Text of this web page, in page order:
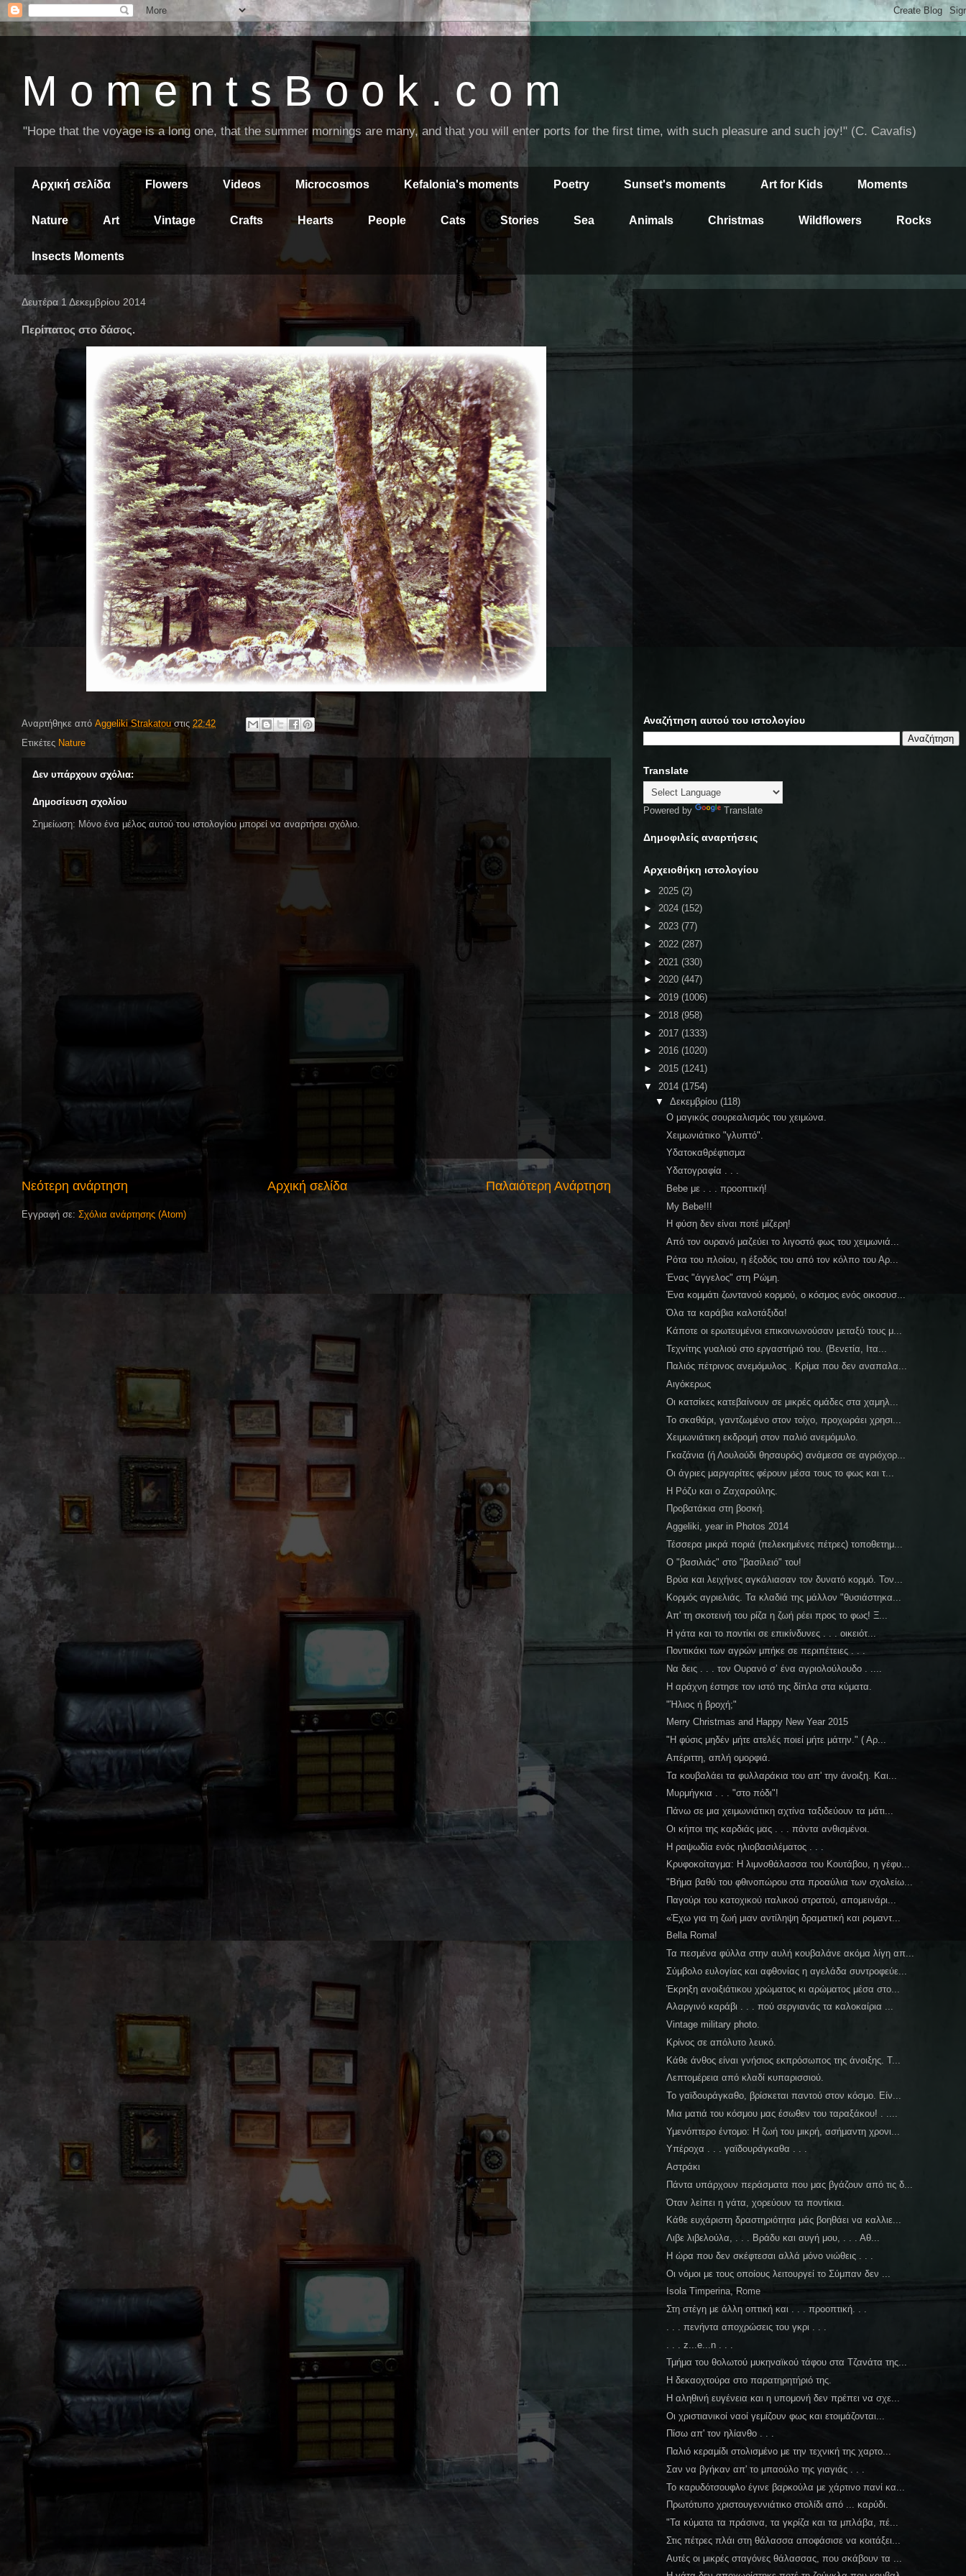
M o m e n t s B o o k . c o m
"Hope that the voyage is a long one, that the summer mornings are many, and that you will enter ports for the first time, with such pleasure and such joy!" (C. Cavafis)
Αρχική σελίδα Flowers Videos Microcosmos Kefalonia's moments Poetry Sunset's moments Art for Kids Moments
Nature Art Vintage Crafts Hearts People Cats Stories Sea Animals Christmas Wildflowers Rocks
Insects Moments
Δευτέρα 1 Δεκεμβρίου 2014
Περίπατος στο δάσος.
Αναρτήθηκε από Aggeliki Strakatou στις 22:42
Ετικέτες Nature
Δεν υπάρχουν σχόλια:
Δημοσίευση σχολίου
Σημείωση: Μόνο ένα μέλος αυτού του ιστολογίου μπορεί να αναρτήσει σχόλιο.
Νεότερη ανάρτηση Παλαιότερη Ανάρτηση
Αρχική σελίδα
Εγγραφή σε: Σχόλια ανάρτησης (Atom)
Αναζήτηση αυτού του ιστολογίου
Translate
Powered by Translate
Δημοφιλείς αναρτήσεις
Αρχειοθήκη ιστολογίου
► 2025 (2)
► 2024 (152)
► 2023 (77)
► 2022 (287)
► 2021 (330)
► 2020 (447)
► 2019 (1006)
► 2018 (958)
► 2017 (1333)
► 2016 (1020)
► 2015 (1241)
▼ 2014 (1754)
▼ Δεκεμβρίου (118)
Ο μαγικός σουρεαλισμός του χειμώνα.
Χειμωνιάτικο "γλυπτό".
Υδατοκαθρέφτισμα
Υδατογραφία . . .
Bebe με . . . προοπτική!
My Bebe!!!
Η φύση δεν είναι ποτέ μίζερη!
Από τον ουρανό μαζεύει το λιγοστό φως του χειμωνιά...
Ρότα του πλοίου, η έξοδός του από τον κόλπο του Αρ...
Ένας "άγγελος" στη Ρώμη.
Ένα κομμάτι ζωντανού κορμού, ο κόσμος ενός οικοσυσ...
Όλα τα καράβια καλοτάξιδα!
Κάποτε οι ερωτευμένοι επικοινωνούσαν μεταξύ τους μ...
Τεχνίτης γυαλιού στο εργαστήριό του. (Βενετία, Ιτα...
Παλιός πέτρινος ανεμόμυλος . Κρίμα που δεν αναπαλα...
Αιγόκερως
Οι κατσίκες κατεβαίνουν σε μικρές ομάδες στα χαμηλ...
Το σκαθάρι, γαντζωμένο στον τοίχο, προχωράει χρησι...
Χειμωνιάτικη εκδρομή στον παλιό ανεμόμυλο.
Γκαζάνια (ή Λουλούδι θησαυρός) ανάμεσα σε αγριόχορ...
Οι άγριες μαργαρίτες φέρουν μέσα τους το φως και τ...
Η Ρόζυ και ο Ζαχαρούλης.
Προβατάκια στη βοσκή.
Aggeliki, year in Photos 2014
Τέσσερα μικρά ποριά (πελεκημένες πέτρες) τοποθετημ...
Ο "βασιλιάς" στο "βασίλειό" του!
Βρύα και λειχήνες αγκάλιασαν τον δυνατό κορμό. Τον...
Κορμός αγριελιάς. Τα κλαδιά της μάλλον "θυσιάστηκα...
Απ' τη σκοτεινή του ρίζα η ζωή ρέει προς το φως! Ξ...
Η γάτα και το ποντίκι σε επικίνδυνες . . . οικειότ...
Ποντικάκι των αγρών μπήκε σε περιπέτειες . . .
Να δεις . . . τον Ουρανό σ’ ένα αγριολούλουδο . ....
Η αράχνη έστησε τον ιστό της δίπλα στα κύματα.
"Ήλιος ή βροχή;"
Merry Christmas and Happy New Year 2015
"Η φύσις μηδέν μήτε ατελές ποιεί μήτε μάτην." ( Αρ...
Απέριττη, απλή ομορφιά.
Τα κουβαλάει τα φυλλαράκια του απ' την άνοιξη. Και...
Μυρμήγκια . . . "στο πόδι"!
Πάνω σε μια χειμωνιάτικη αχτίνα ταξιδεύουν τα μάτι...
Οι κήποι της καρδιάς μας . . . πάντα ανθισμένοι.
Η ραψωδία ενός ηλιοβασιλέματος . . .
Κρυφοκοίταγμα: Η λιμνοθάλασσα του Κουτάβου, η γέφυ...
"Βήμα βαθύ του φθινοπώρου στα προαύλια των σχολείω...
Παγούρι του κατοχικού ιταλικού στρατού, απομεινάρι...
«Έχω για τη ζωή μιαν αντίληψη δραματική και ρομαντ...
Bella Roma!
Τα πεσμένα φύλλα στην αυλή κουβαλάνε ακόμα λίγη απ...
Σύμβολο ευλογίας και αφθονίας η αγελάδα συντροφεύε...
Έκρηξη ανοιξιάτικου χρώματος κι αρώματος μέσα στο...
Αλαργινό καράβι . . . πού σεργιανάς τα καλοκαίρια ...
Vintage military photo.
Κρίνος σε απόλυτο λευκό.
Κάθε άνθος είναι γνήσιος εκπρόσωπος της άνοιξης. Τ...
Λεπτομέρεια από κλαδί κυπαρισσιού.
Το γαϊδουράγκαθο, βρίσκεται παντού στον κόσμο. Είν...
Μια ματιά του κόσμου μας έσωθεν του ταραξάκου! . ....
Υμενόπτερο έντομο: Η ζωή του μικρή, ασήμαντη χρονι...
Υπέροχα . . . γαϊδουράγκαθα . . .
Αστράκι
Πάντα υπάρχουν περάσματα που μας βγάζουν από τις δ...
Όταν λείπει η γάτα, χορεύουν τα ποντίκια.
Κάθε ευχάριστη δραστηριότητα μάς βοηθάει να καλλιε...
Λιβε λιβελούλα, . . . Βράδυ και αυγή μου, . . . Αθ...
Η ώρα που δεν σκέφτεσαι αλλά μόνο νιώθεις . . .
Οι νόμοι με τους οποίους λειτουργεί το Σύμπαν δεν ...
Isola Timperina, Rome
Στη στέγη με άλλη οπτική και . . . προοπτική. . .
. . . πενήντα αποχρώσεις του γκρι . . .
. . . z...e...n . . .
Τμήμα του θολωτού μυκηναϊκού τάφου στα Τζανάτα της...
Η δεκαοχτούρα στο παρατηρητήριό της.
Η αληθινή ευγένεια και η υπομονή δεν πρέπει να σχε...
Οι χριστιανικοί ναοί γεμίζουν φως και ετοιμάζονται...
Πίσω απ' τον ηλίανθο . . .
Παλιό κεραμίδι στολισμένο με την τεχνική της χαρτο...
Σαν να βγήκαν απ' το μπαούλο της γιαγιάς . . .
Το καρυδότσουφλο έγινε βαρκούλα με χάρτινο πανί κα...
Πρωτότυπο χριστουγεννιάτικο στολίδι από ... καρύδι.
"Τα κύματα τα πράσινα, τα γκρίζα και τα μπλάβα, πέ...
Στις πέτρες πλάι στη θάλασσα αποφάσισε να κοιτάξει...
Αυτές οι μικρές σταγόνες θάλασσας, που σκάβουν τα ...